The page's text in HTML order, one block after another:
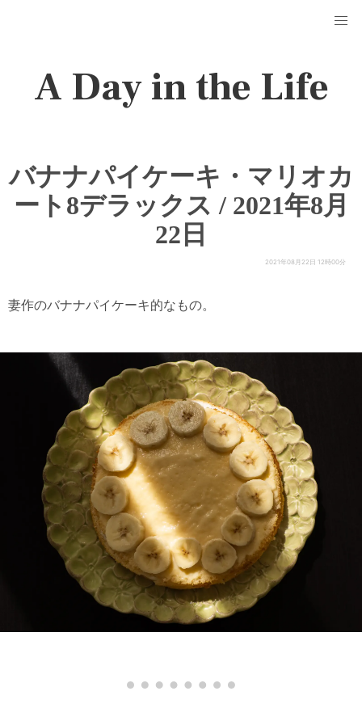
A Day in the Life
バナナパイケーキ・マリオカ
ート8デラックス / 2021年8月
22日
2021年08月22日 12時00分
妻作のバナナパイケーキ的なもの。